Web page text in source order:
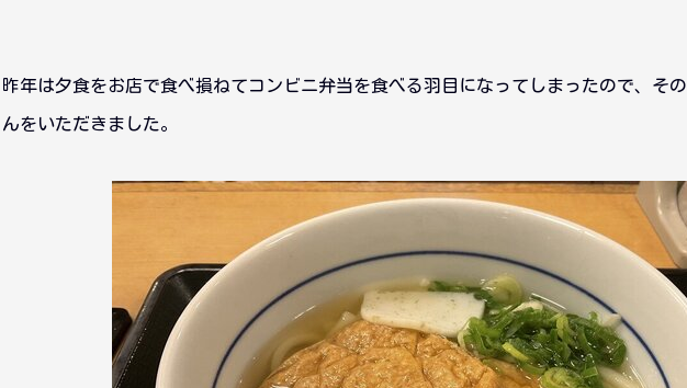
昨年は夕食をお店で食べ損ねてコンビニ弁当を食べる羽目になってしまったので、そ
んをいただきました。